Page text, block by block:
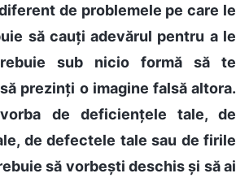
de problemele pe care le
să cauți adevărul pentru a le
sub nicio formă să te
prezinți o imagine falsă altora.
de deficiențele tale, de
de defectele tale sau de firile
să vorbești deschis și să ai